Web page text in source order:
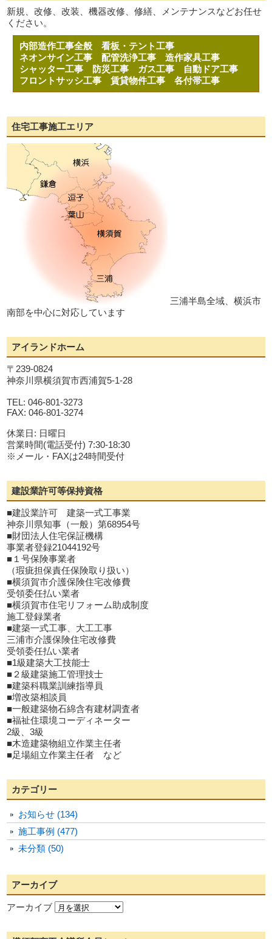
新規、改修、改装、機器改修、修繕、メンテナンスなどお任せ
ください。
内部造作工事全般看板・テント工事
ネオンサイン工事配管洗浄工事造作家具工事
シャッター工事
防災工事 ガス工事
自動ドア工事
フロントサッシ工事賃貸物件工事各付帯工事
住宅工事施工エリア
三浦半島全域、横浜市
南部を中心に対応しています
アイランドホーム
〒239-0824
神奈川県横須賀市西浦賀5-1-28
TEL: 046-801-3273
FAX: 046-801-3274
休業日: 日曜日
営業時間(電話受付) 7:30-18:30
※メール・FAXは24時間受付
建設業許可等保持資格
■建設業許可 建築一式工事業
神奈川県知事（一般）第68954号
■財団法人住宅保証機構
事業者登録21044192号
■１号保険事業者
（瑕疵担保責任保険取り扱い）
■横須賀市介護保険住宅改修費
受領委任払い業者
■横須賀市住宅リフォーム助成制度
施工登録業者
■建築一式工事、大工工事
三浦市介護保険住宅改修費
受領委任払い業者
■1級建築大工技能士
■２級建築施工管理技士
■建築科職業訓練指導員
■増改築相談員
■一般建築物石綿含有建材調査者
■福祉住環境コーディネーター
2級、3級
■木造建築物組立作業主任者
■足場組立作業主任者 など
カテゴリー
お知らせ (134)
施工事例 (477)
未分類 (50)
アーカイブ
アーカイブ